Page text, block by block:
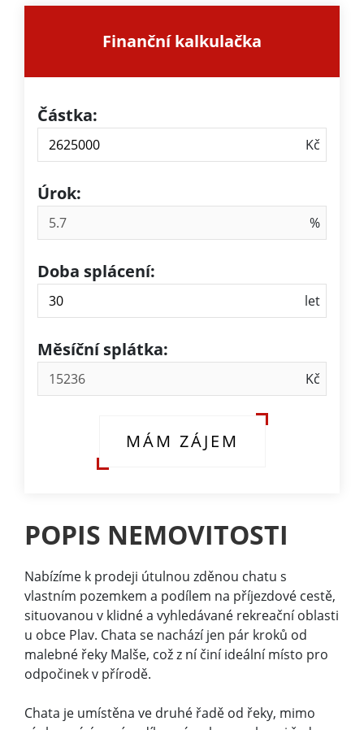
Finanční kalkulačka
Částka:
Úrok:
Doba splácení:
Měsíční splátka:
MÁM ZÁJEM
POPIS NEMOVITOSTI
Nabízíme k prodeji útulnou zděnou chatu s
vlastním pozemkem a podílem na příjezdové cestě,
situovanou v klidné a vyhledávané rekreační oblasti
u obce Plav. Chata se nachází jen pár kroků od
malebné řeky Malše, což z ní činí ideální místo pro
odpočinek v přírodě.
Chata je umístěna ve druhé řadě od řeky, mimo